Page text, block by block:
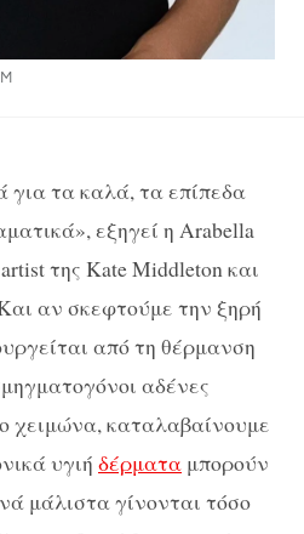
για τα καλά, τα επίπεδα
εξηγεί η Arabella
της Kate Middleton και
αν σκεφτούμε την ξηρή
από τη θέρμανση
αδένες
χειμώνα, καταλαβαίνουμε
υγιή δέρματα μπορούν
μάλιστα γίνονται τόσο